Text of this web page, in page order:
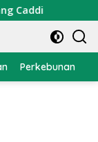
Perkebunan